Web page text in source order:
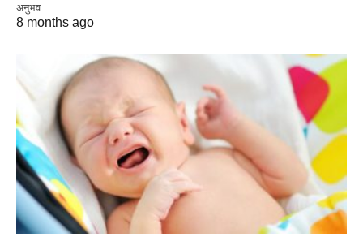
अनुभव…
8 months ago